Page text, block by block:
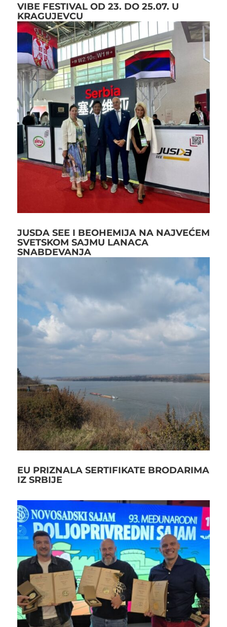
VIBE FESTIVAL OD 23. DO 25.07. U
KRAGUJEVCU
JUSDA SEE I BEOHEMIJA NA NAJVEĆEM
SVETSKOM SAJMU LANACA
SNABDEVANJA
EU PRIZNALA SERTIFIKATE BRODARIMA
IZ SRBIJE